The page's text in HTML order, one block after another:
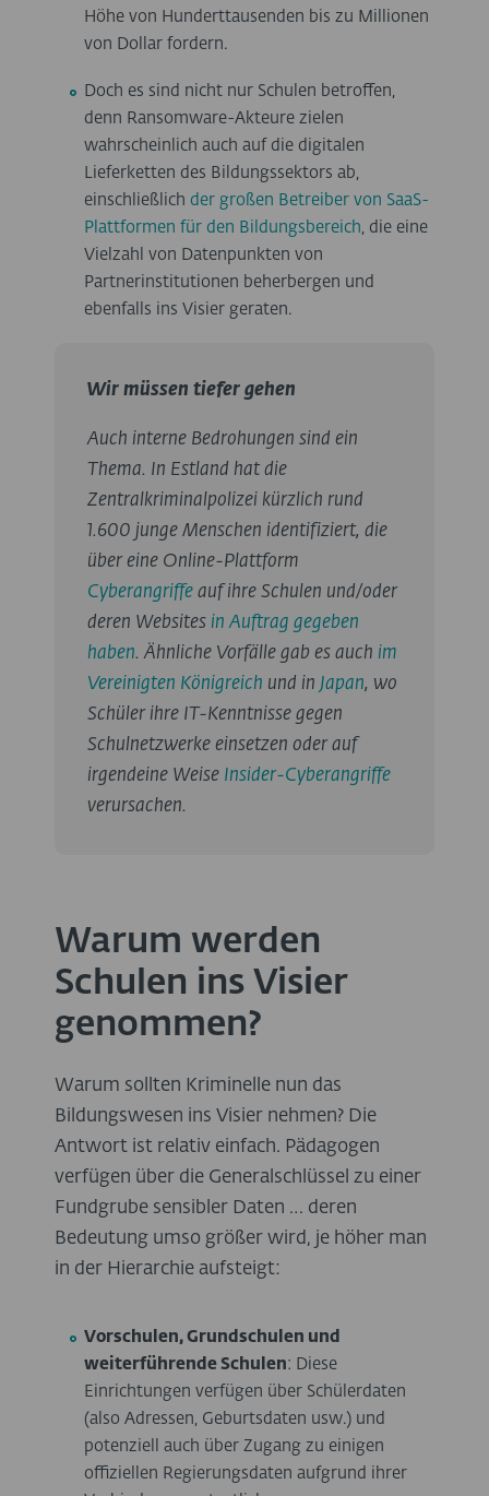
Höhe von Hunderttausenden bis zu Millionen
von Dollar fordern.
Doch es sind nicht nur Schulen betroffen,
denn Ransomware-Akteure zielen
wahrscheinlich auch auf die digitalen
Lieferketten des Bildungssektors ab,
einschließlichder großen Betreiber von SaaS-
Plattformen für den Bildungsbereich, die eine
Vielzahl von Datenpunkten von
Partnerinstitutionen beherbergen und
ebenfalls ins Visier geraten.
Wir müssen tiefer gehen
Auch interne Bedrohungen sind ein
Thema. In Estland hat die
Zentralkriminalpolizei kürzlich rund
1.600 junge Menschen identifiziert, die
über eine Online-Plattform
Cyberangriffe auf ihre Schulen und/oder
deren Websites in Auftrag gegeben
haben. Ähnliche Vorfälle gab es auch im
Vereinigten Königreich und in Japan, wo
Schüler ihre IT-Kenntnisse gegen
Schulnetzwerke einsetzen oder auf
irgendeine Weise Insider-Cyberangriffe
verursachen.
Warum werden
Schulen ins Visier
genommen?
Warum sollten Kriminelle nun das
Bildungswesen ins Visier nehmen? Die
Antwort ist relativ einfach. Pädagogen
verfügen über die Generalschlüssel zu einer
Fundgrube sensibler Daten … deren
Bedeutung umso größer wird, je höher man
in der Hierarchie aufsteigt:
Vorschulen, Grundschulen und
weiterführende Schulen: Diese
Einrichtungen verfügen über Schülerdaten
(also Adressen, Geburtsdaten usw.) und
potenziell auch über Zugang zu einigen
offiziellen Regierungsdaten aufgrund ihrer